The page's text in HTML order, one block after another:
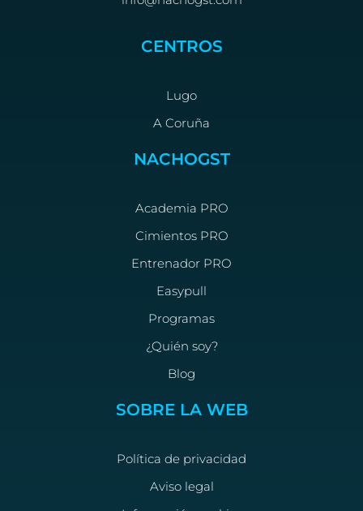
CENTROS
Lugo
A Coruña
NACHOGST
Academia PRO
Cimientos PRO
Entrenador PRO
Easypull
Programas
¿Quién soy?
Blog
SOBRE LA WEB
Política de privacidad
Aviso legal